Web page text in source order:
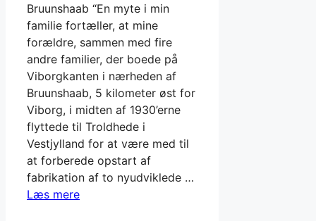
Bruunshaab “En myte i min
familie fortæller, at mine
forældre, sammen med fire
andre familier, der boede på
Viborgkanten i nærheden af
Bruunshaab, 5 kilometer øst for
Viborg, i midten af 1930’erne
flyttede til Troldhede i
Vestjylland for at være med til
at forberede opstart af
fabrikation af to nyudviklede …
Læs mere